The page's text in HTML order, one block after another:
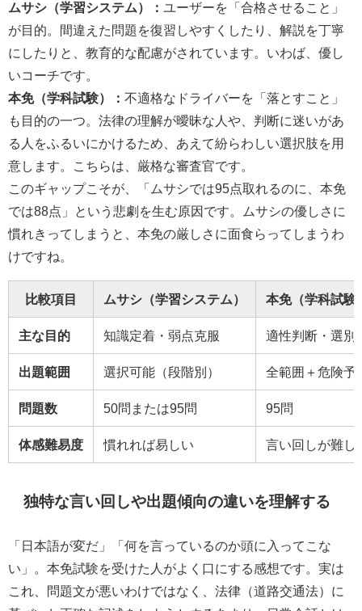
ムサシ（学習システム）： ユーザーを「合格させること」
が目的。間違えた問題を復習しやすくしたり、解説を丁寧
にしたりと、教育的な配慮がされています。いわば、優し
いコーチです。
本免（学科試験）： 不適格なドライバーを「落とすこと」
も目的の一つ。法律の理解が曖昧な人や、判断に迷いがあ
る人をふるいにかけるため、あえて紛らわしい選択肢を用
意します。こちらは、厳格な審査官です。
このギャップこそが、「ムサシでは95点取れるのに、本免
では88点」という悲劇を生む原因です。ムサシの優しさに
慣れきってしまうと、本免の厳しさに面食らってしまうわ
けですね。
比較項目 ムサシ（学習システム） 本免（学科試験
主な目的 知識定着・弱点克服 適性判断・選別
出題範囲 選択可能（段階別） 全範囲＋危険予
問題数 50問または95問 95問
体感難易度 慣れれば易しい 言い回しが難し
独特な言い回しや出題傾向の違いを理解する
「日本語が変だ」「何を言っているのか頭に入ってこな
い」。本免試験を受けた人がよく口にする感想です。実は
これ、問題文が悪いわけではなく、法律（道路交通法）に